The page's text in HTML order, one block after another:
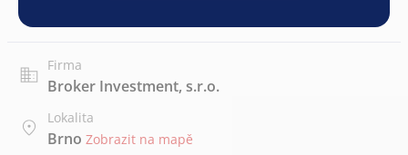
Firma
Broker Investment, s.r.o.
Lokalita
Brno Zobrazit na mapě